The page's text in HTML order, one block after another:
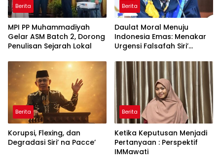
Berita
MPI PP Muhammadiyah
Gelar ASM Batch 2, Dorong
Penulisan Sejarah Lokal
Berita
Daulat Moral Menuju
Indonesia Emas: Menakar
Urgensi Falsafah Siri’
Ancaman Kleptokrasi
Berita
Korupsi, Flexing, dan
Degradasi Siri’ na Pacce’
Berita
Ketika Keputusan Menjadi
Pertanyaan : Perspektif
IMMawati